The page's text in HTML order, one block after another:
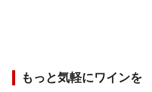
もっと気軽にワインを